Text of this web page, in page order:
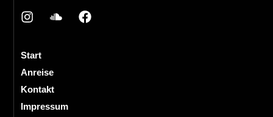
Start
Anreise
Kontakt
Impressum